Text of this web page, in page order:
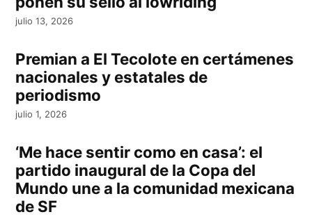
julio 13, 2026
Premian a El Tecolote en certámenes
nacionales y estatales de
periodismo
julio 1, 2026
‘Me hace sentir como en casa’: el
partido inaugural de la Copa del
Mundo une a la comunidad mexicana
de SF